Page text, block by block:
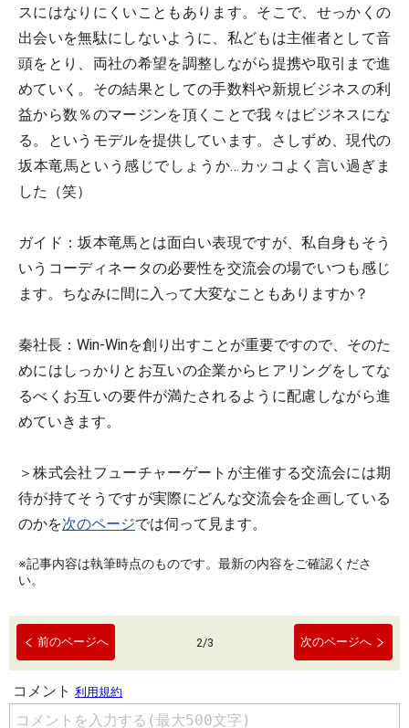
スにはなりにくいこともあります。そこで、せっかくの
出会いを無駄にしないように、私どもは主催者として音
頭をとり、両社の希望を調整しながら提携や取引まで進
めていく。その結果としての手数料や新規ビジネスの利
益から数％のマージンを頂くことで我々はビジネスにな
る。というモデルを提供しています。さしずめ、現代の
坂本竜馬という感じでしょうか…カッコよく言い過ぎま
した（笑）
ガイド：坂本竜馬とは面白い表現ですが、私自身もそう
いうコーディネータの必要性を交流会の場でいつも感じ
ます。ちなみに間に入って大変なこともありますか？
秦社長： Win-Winを創り出すことが重要ですので、そのた
めにはしっかりとお互いの企業からヒアリングをしてな
るべくお互いの要件が満たされるように配慮しながら進
めていきます。
＞株式会社フューチャーゲートが主催する交流会には期
待が持てそうですが実際にどんな交流会を企画している
のかを次のページでは伺って見ます。
※記事内容は執筆時点のものです。最新の内容をご確認くださ
い。
前のページへ 2/3 次のページへ